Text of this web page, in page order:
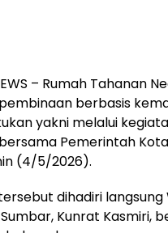
– Rumah
berbasis
yakni melalui
Pemerintah
(4/5/2026).
dihadiri langsung
Kunrat Kasmiri,